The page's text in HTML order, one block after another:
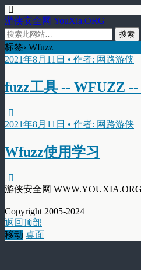
游侠安全网 YouXia.ORG
标签› Wfuzz
2021年8月11日 • 作者: 网路游侠
fuzz工具 -- WFUZZ
2021年8月11日 • 作者: 网路游侠
Wfuzz使用学习
游侠安全网 WWW.YOUXIA.ORG
Copyright 2005-2024
返回顶部
移动 桌面